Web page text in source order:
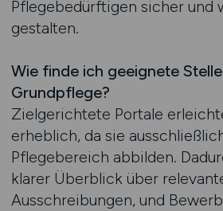
Pflegebedürftigen sicher und
gestalten.
Wie finde ich geeignete
Grundpflege?
Zielgerichtete Portale
erheblich, da sie
Pflegebereich abbilden.
klarer Überblick über
Ausschreibungen, und